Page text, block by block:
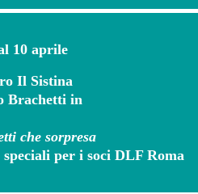
10 aprile
Il Sistina
Brachetti in
che sorpresa
speciali per i soci DLF Roma